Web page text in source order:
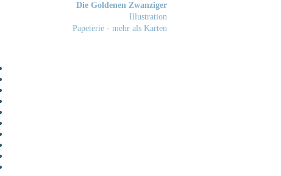
Die Goldenen Zwanziger
Illustration
Papeterie - mehr als Karten